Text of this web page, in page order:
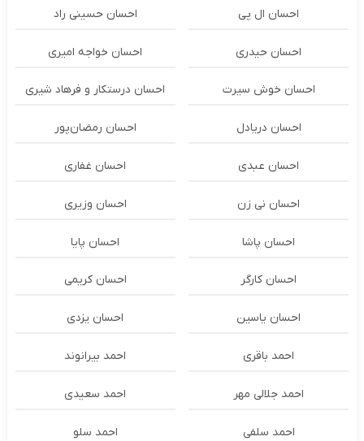
احسان ال پی احسان حسینی راد
احسان حیدری احسان خواجه امیری
احسان خوش سیرت احسان درستكار و فرهاد شيرى
احسان دریادل احسان رمضان‌پور
احسان عبدی احسان غفاری
احسان نی زن احسان وزیری
احسان پاشا احسان پایا
احسان کارگر احسان کریمی
احسان یاسین احسان یزدی
احمد باقری احمد بیرانوند
احمد جلالی مهر احمد سعیدی
احمد سلفی احمد سلو